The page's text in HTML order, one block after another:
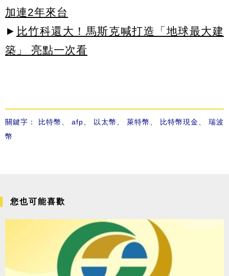
加連2年來台
► 比竹科還大！馬斯克喊打造「地球最大建
築」 亮點一次看
關鍵字： 比特幣、 afp、 以太幣、 萊特幣、 比特幣現金、 瑞波
幣
您也可能喜歡